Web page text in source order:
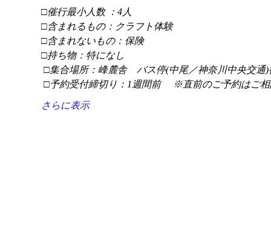
□催行最小人数 ：4人
□含まれるもの：クラフト体験
□含まれないもの：保険
□持ち物：特になし
□集合場所：峰麓舎　バス停(中尾／神奈川中央交通)
□予約受付締切り：1週間前 　※直前のご予約はご
さらに表示